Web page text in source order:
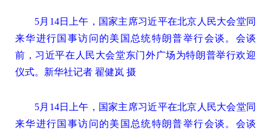
5月14日上午，国家主席习近平在北京人民大会堂同
来华进行国事访问的美国总统特朗普举行会谈。会谈
前，习近平在人民大会堂东门外广场为特朗普举行欢迎
仪式。新华社记者 翟健岚 摄
5月14日上午，国家主席习近平在北京人民大会堂同
来华进行国事访问的美国总统特朗普举行会谈。会谈